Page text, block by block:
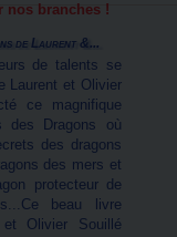
nos branches !
de Laurent &...
de talents se
Laurent et Olivier
ce magnifique
des Dragons où
des dragons
des mers et
protecteur de
beau livre
Olivier Souillé